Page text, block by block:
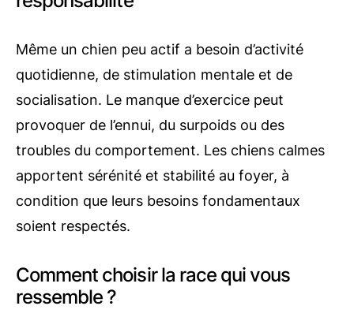
Même un chien peu actif a besoin d’activité
quotidienne, de stimulation mentale et de
socialisation. Le manque d’exercice peut
provoquer de l’ennui, du surpoids ou des
troubles du comportement. Les chiens calmes
apportent sérénité et stabilité au foyer, à
condition que leurs besoins fondamentaux
soient respectés.
Comment choisir la race qui vous
ressemble ?